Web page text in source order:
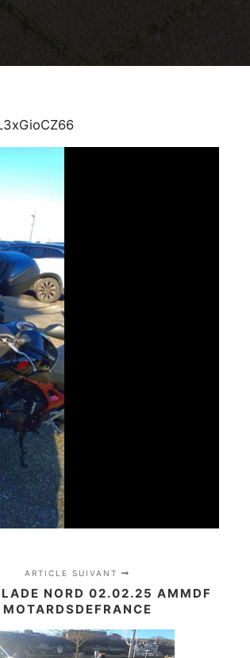
ARTICLE SUIVANT
NORD 02.02.25 AMMDF
MOTARDSDEFRANCE